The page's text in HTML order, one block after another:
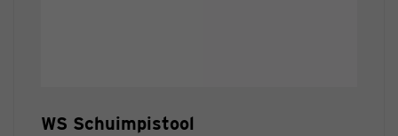
WS Schuimpistool